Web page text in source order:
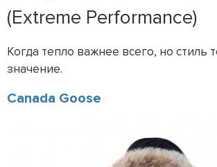
(Extreme Performance)
Когда тепло важнее всего, но стиль
значение.
Canada Goose